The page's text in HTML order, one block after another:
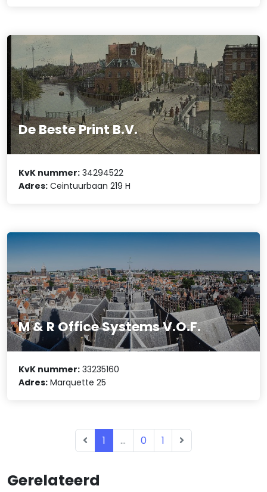
Gerelateerd
De Beste Print B.V.
KvK nummer: 34294522
Adres: Ceintuurbaan 219 H
M & R Office Systems V.O.F.
KvK nummer: 33235160
Adres: Marquette 25
1 ... 0 1